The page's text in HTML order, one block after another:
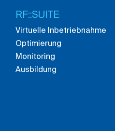
RF::SUITE
Virtuelle Inbetriebnahme
Optimierung
Monitoring
Ausbildung